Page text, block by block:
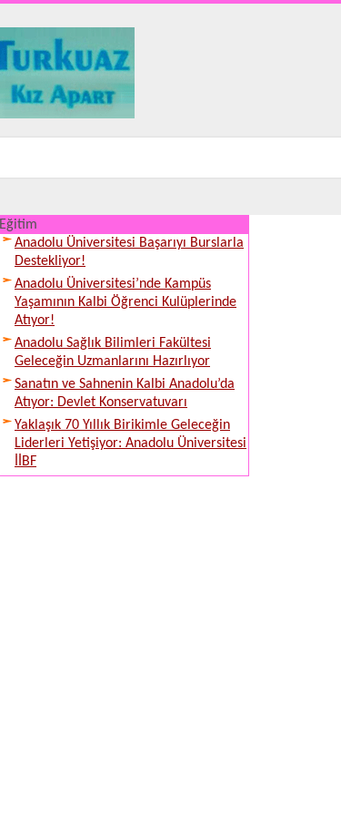
Eğitim
Anadolu Üniversitesi Başarıyı Burslarla
Destekliyor!
Anadolu Üniversitesi’nde Kampüs
Yaşamının Kalbi Öğrenci Kulüplerinde
Atıyor!
Anadolu Sağlık Bilimleri Fakültesi
Geleceğin Uzmanlarını Hazırlıyor
Sanatın ve Sahnenin Kalbi Anadolu’da
Atıyor: Devlet Konservatuvarı
Yaklaşık 70 Yıllık Birikimle Geleceğin
Liderleri Yetişiyor: Anadolu Üniversitesi
İİBF